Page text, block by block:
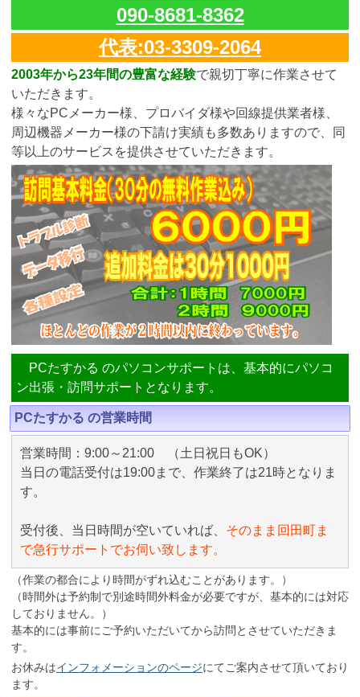
090-8681-8362
代表:03-3309-2064
2003年から23年間の豊富な経験で親切丁寧に作業させて
いただきます。
様々なPCメーカー様、プロバイダ様や回線提供業者様、
周辺機器メーカー様の下請け実績も多数ありますので、同
等以上のサービスを提供させていただきます。
PCたすかる のパソコンサポートは、基本的にパソコ
ン出張・訪問サポートとなります。
PCたすかる の営業時間
営業時間：9:00～21:00 （土日祝日もOK）
当日の電話受付は19:00まで、作業終了は21時となりま
す。
受付後、当日時間が空いていれば、 そのまま回田町ま
で急行サポートでお伺い致します。
（作業の都合により時間がずれ込むことがあります。）
（時間外は予約制で別途時間外料金が必要ですが、基本的には対応
しておりません。）
基本的には事前にご予約いただいてから訪問とさせていただきま
す。
お休みはインフォメーションのページにてご案内させて頂いており
ます。